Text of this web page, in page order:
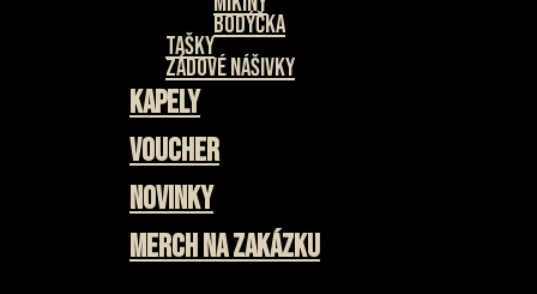
Bodýčka
Tašky
Zádové nášivky
Kapely
Voucher
Novinky
Merch na zakázku